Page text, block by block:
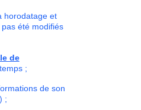
horodatage et
été modifiés
de
;
de son
;